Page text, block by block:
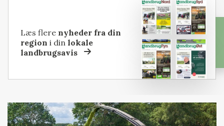
Læs flere nyheder fra din
region i dinlokale
landbrugsavis